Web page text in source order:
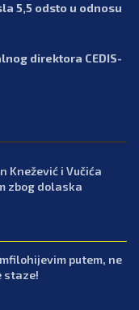
5,5 odsto u odnosu
direktora CEDIS-
Knežević i Vučića
zbog dolaska
putem, ne
staze!